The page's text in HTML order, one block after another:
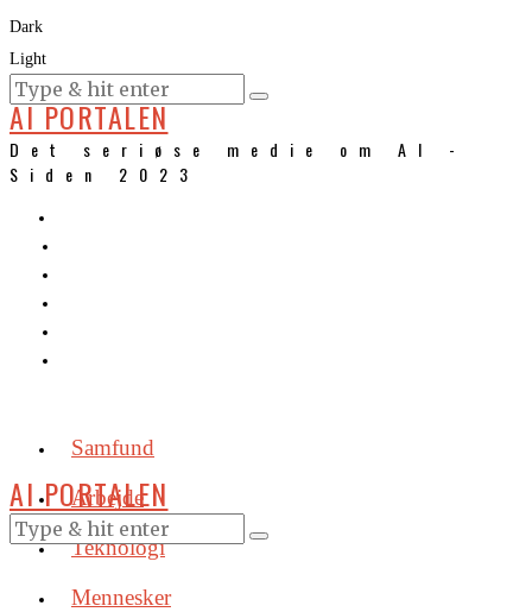
Dark
Light
KURSER
AI PORTALEN
Det seriøse medie om AI -
Siden 2023
Samfund
Arbejde
Teknologi
Mennesker
AI PORTALEN